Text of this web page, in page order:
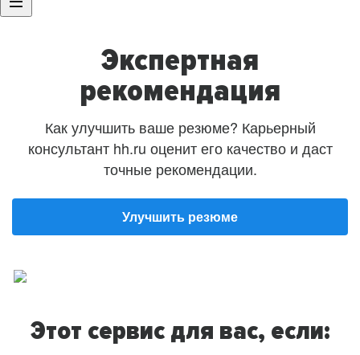
Экспертная
рекомендация
Как улучшить ваше резюме? Карьерный
консультант hh.ru оценит его качество и даст
точные рекомендации.
Улучшить резюме
Этот сервис для вас, если: